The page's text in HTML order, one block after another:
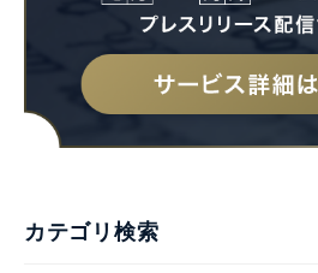
カテゴリ検索